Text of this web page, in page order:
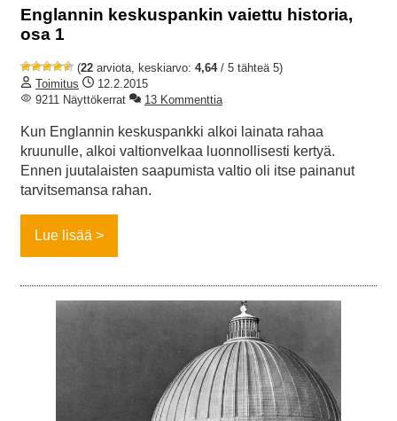
Englannin keskuspankin vaiettu historia,
osa 1
(22 arviota, keskiarvo: 4,64/ 5 tähteä 5)
Toimitus
12.2.2015
9211 Näyttökerrat
13 Kommenttia
Kun Englannin keskuspankki alkoi lainata rahaa
kruunulle, alkoi valtionvelkaa luonnollisesti kertyä.
Ennen juutalaisten saapumista valtio oli itse painanut
tarvitsemansa rahan.
Lue lisää